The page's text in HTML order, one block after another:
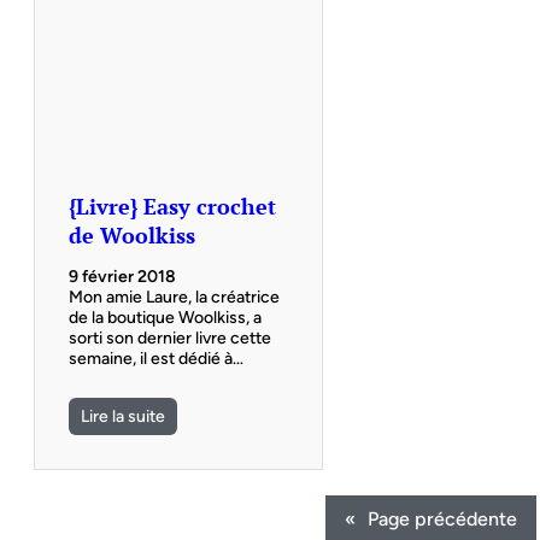
{Livre} Easy crochet
de Woolkiss
9 février 2018
Mon amie Laure, la créatrice
de la boutique Woolkiss, a
sorti son dernier livre cette
semaine, il est dédié à…
Lire la suite
« Page précédente